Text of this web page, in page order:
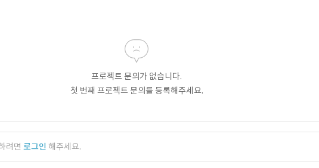
프로젝트 문의가 없습니다.
첫 번째 프로젝트 문의를 등록해주세요.
려면 로그인 해주세요.